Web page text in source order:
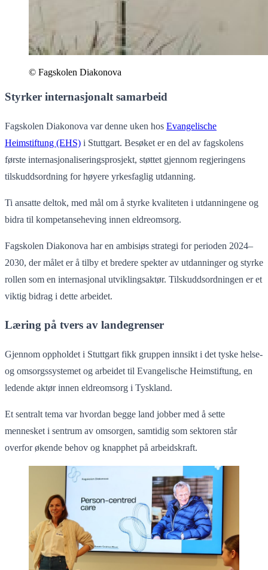
© Fagskolen Diakonova
Styrker internasjonalt samarbeid
Fagskolen Diakonova var denne uken hos Evangelische
Heimstiftung (EHS) i Stuttgart. Besøket er en del av fagskolens
første internasjonaliseringsprosjekt, støttet gjennom regjeringens
tilskuddsordning for høyere yrkesfaglig utdanning.
Ti ansatte deltok, med mål om å styrke kvaliteten i utdanningene og
bidra til kompetanseheving innen eldreomsorg.
Fagskolen Diakonova har en ambisiøs strategi for perioden 2024–
2030, der målet er å tilby et bredere spekter av utdanninger og styrke
rollen som en internasjonal utviklingsaktør. Tilskuddsordningen er et
viktig bidrag i dette arbeidet.
Læring på tvers av landegrenser
Gjennom oppholdet i Stuttgart fikk gruppen innsikt i det tyske helse-
og omsorgssystemet og arbeidet til Evangelische Heimstiftung, en
ledende aktør innen eldreomsorg i Tyskland.
Et sentralt tema var hvordan begge land jobber med å sette
mennesket i sentrum av omsorgen, samtidig som sektoren står
overfor økende behov og knapphet på arbeidskraft.